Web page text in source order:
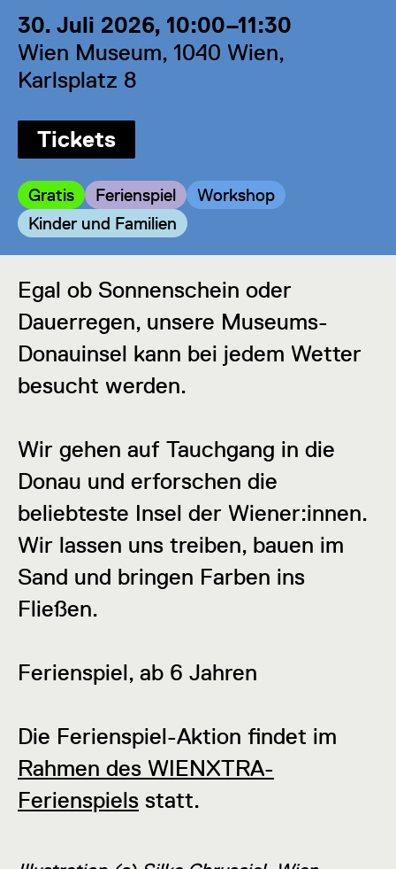
30. Juli 2026, 10:00–11:30
Wien Museum, 1040 Wien,
Karlsplatz 8
Tickets
Kategorie:
Gratis Kategorie:
Ferienspiel Kategorie:
Workshop
Kategorie:
Kinder und Familien
Egal ob Sonnenschein oder
Dauerregen, unsere Museums-
Donauinsel kann bei jedem Wetter
besucht werden.
Wir gehen auf Tauchgang in die
Donau und erforschen die
beliebteste Insel der Wiener:innen.
Wir lassen uns treiben, bauen im
Sand und bringen Farben ins
Fließen.
Ferienspiel, ab 6 Jahren
Die Ferienspiel-Aktion findet im
Rahmen des WIENXTRA-
Ferienspiels statt.